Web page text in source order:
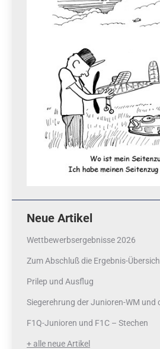
Neue Artikel
Wettbewerbsergebnisse 2026
Zum Abschluß die Ergebnis-
Prilep und Ausflug
Siegerehrung der Junioren-WM und
F1Q-Junioren und F1C – Stechen
+ alle neue Artikel